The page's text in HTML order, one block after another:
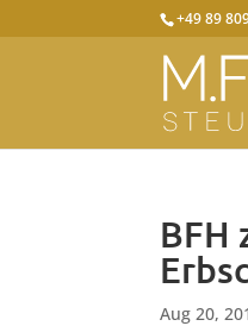
+49 89
BFH
Aug 20,